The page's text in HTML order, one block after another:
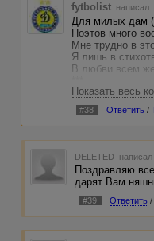
fytbolist написал
Для милых дам
Поэтов много
Мне трудно в
Я лишь в
В любви всем
Вчера я
Жестоко сердце
Небрежно ей
Уже твоё и
А вот и мать
Убита тяжким
У
Она лишь
Сестру брат
Порвал её
Показать весь
#38 Ответить /
DELETED
Поздравляю
дарят Вам
#39 Ответить /